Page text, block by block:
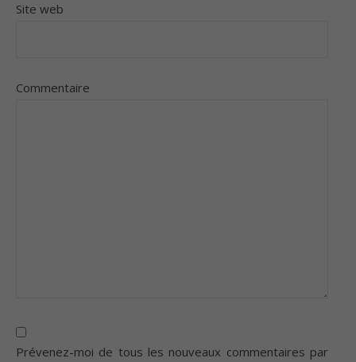
Site web
Commentaire
Prévenez-moi de tous les nouveaux commentaires par